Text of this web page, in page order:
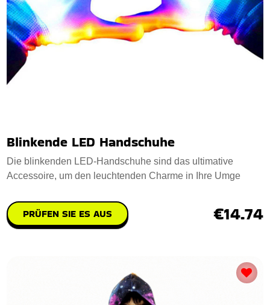
Blinkende LED Handschuhe
Die blinkenden LED-Handschuhe sind das ultimative
Accessoire, um den leuchtenden Charme in Ihre Umge
PRÜFEN SIE ES AUS €14.74